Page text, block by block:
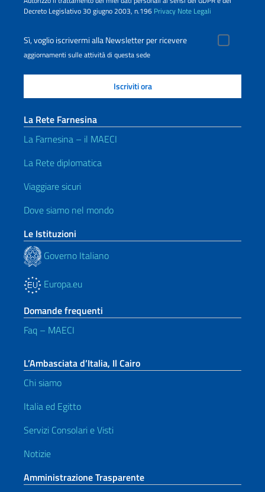
Decreto Legislativo 30 giugno 2003, n.196 Privacy Note Legali
Sì, voglio iscrivermi alla Newsletter per ricevere
aggiornamenti sulle attività di questa sede
La Rete Farnesina
La Farnesina – il MAECI
La Rete diplomatica
Viaggiare sicuri
Dove siamo nel mondo
Le Istituzioni
Governo Italiano
Europa.eu
Domande frequenti
Faq – MAECI
L’Ambasciata d’Italia, Il Cairo
Chi siamo
Italia ed Egitto
Servizi Consolari e Visti
Notizie
Amministrazione Trasparente